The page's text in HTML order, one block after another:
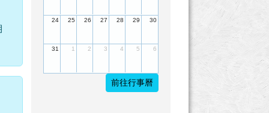
24 25 26 27 28 29 30
31 1 2 3 4 5 6
前往行事曆